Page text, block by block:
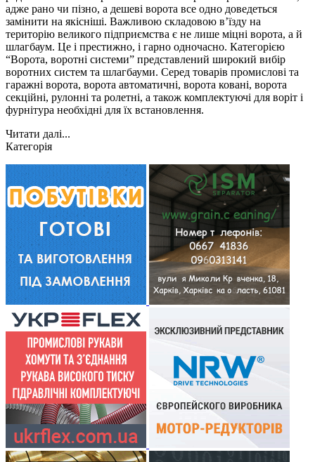
адже рано чи пізно, а дешеві ворота все одно доведеться
замінити на якісніші. Важливою складовою в’їзду на
територію великого підприємства є не лише міцні ворота, а й
шлагбаум. Це і престижно, і гарно одночасно. Категорією
“Ворота, воротні системи” представлений широкий вибір
воротних систем та шлагбауми. Серед товарів промислові та
гаражні ворота, ворота автоматичні, ворота ковані, ворота
секційні, рулонні та ролетні, а також комплектуючі для воріт і
фурнітура необхідні для їх встановлення.
Читати далі...
Категорія